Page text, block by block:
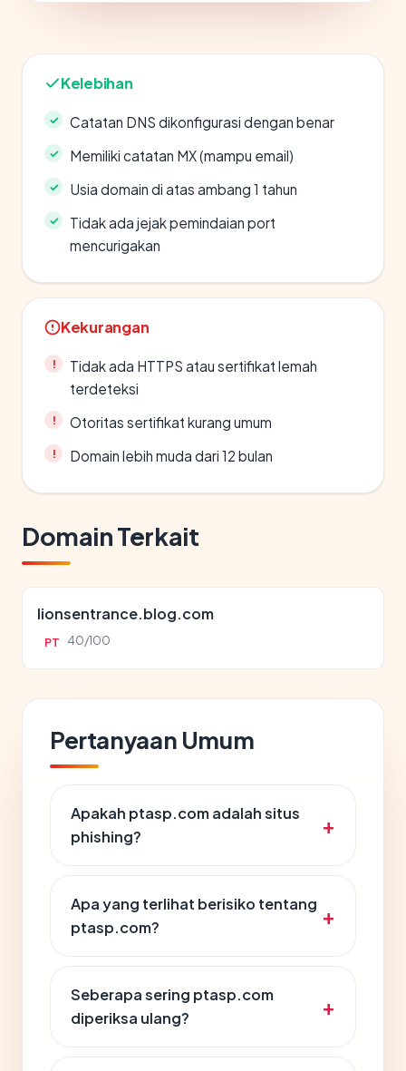
Kelebihan
Catatan DNS dikonfigurasi dengan benar
Memiliki catatan MX (mampu email)
Usia domain di atas ambang 1 tahun
Tidak ada jejak pemindaian port
mencurigakan
Kekurangan
Tidak ada HTTPS atau sertifikat lemah
terdeteksi
Otoritas sertifikat kurang umum
Domain lebih muda dari 12 bulan
Domain Terkait
lionsentrance.blog.com
PT 40/100
Pertanyaan Umum
Apakah ptasp.com adalah situs
phishing?
Apa yang terlihat berisiko tentang
ptasp.com?
Seberapa sering ptasp.com
diperiksa ulang?